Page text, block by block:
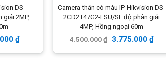
DS-
giải 2MP,
₫
Camera thân có màu IP Hikvision DS-
2CD2T47G2-LSU/SL độ phân giải
4MP, Hồng ngoại 60m
4.500.000₫ 3.775.000 ₫